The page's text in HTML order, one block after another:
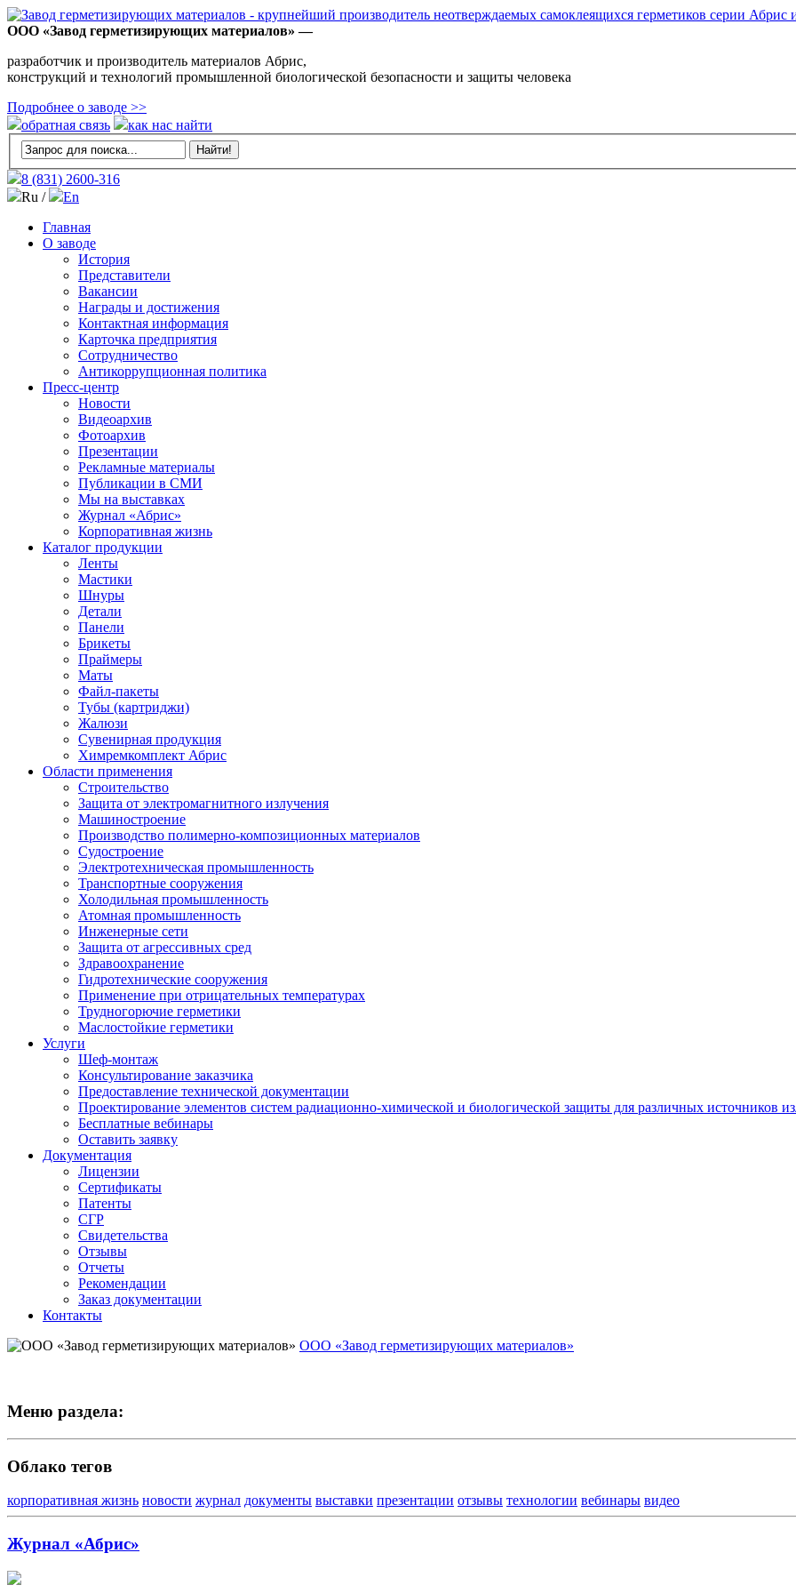
ООО «Завод герметизирующих материалов» —
разработчик и производитель материалов Абрис,
конструкций и технологий промышленной биологической безопасности и защиты человека
Подробнее о заводе >>
обратная связь
как нас найти
8 (831) 2600-316
Ru /
En
Главная
О заводе
История
Представители
Вакансии
Награды и достижения
Контактная информация
Карточка предприятия
Сотрудничество
Антикоррупционная политика
Пресс-центр
Новости
Видеоархив
Фотоархив
Презентации
Рекламные материалы
Публикации в СМИ
Мы на выставках
Журнал «Абрис»
Корпоративная жизнь
Каталог продукции
Ленты
Мастики
Шнуры
Детали
Панели
Брикеты
Праймеры
Маты
Файл-пакеты
Тубы (картриджи)
Жалюзи
Сувенирная продукция
Химремкомплект Абрис
Области применения
Строительство
Защита от электромагнитного излучения
Машиностроение
Производство полимерно-композиционных материалов
Судостроение
Электротехническая промышленность
Транспортные сооружения
Холодильная промышленность
Атомная промышленность
Инженерные сети
Защита от агрессивных сред
Здравоохранение
Гидротехнические сооружения
Применение при отрицательных температурах
Трудногорючие герметики
Маслостойкие герметики
Услуги
Шеф-монтаж
Консультирование заказчика
Предоставление технической документации
Проектирование элементов систем радиационно-химической и биологической защиты для различных источников
Бесплатные вебинары
Оставить заявку
Документация
Лицензии
Сертификаты
Патенты
СГР
Свидетельства
Отзывы
Отчеты
Рекомендации
Заказ документации
Контакты
ООО «Завод герметизирующих материалов»
Меню раздела:
Облако тегов
корпоративная жизнь новости журнал документы выставки презентации отзывы технологии вебинары видео
Журнал «Абрис»